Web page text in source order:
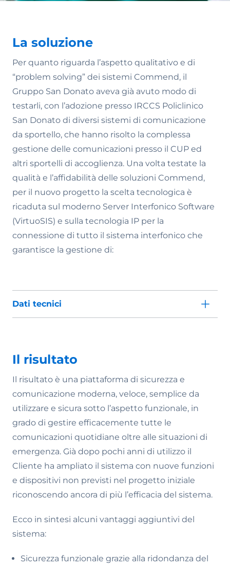
La soluzione
Per quanto riguarda l’aspetto qualitativo e di
“problem solving” dei sistemi Commend, il
Gruppo San Donato aveva già avuto modo di
testarli, con l’adozione presso IRCCS Policlinico
San Donato di diversi sistemi di comunicazione
da sportello, che hanno risolto la complessa
gestione delle comunicazioni presso il CUP ed
altri sportelli di accoglienza. Una volta testate la
qualità e l’affidabilità delle soluzioni Commend,
per il nuovo progetto la scelta tecnologica è
ricaduta sul moderno Server Interfonico Software
(VirtuoSIS) e sulla tecnologia IP per la
connessione di tutto il sistema interfonico che
garantisce la gestione di:
Dati tecnici
Il risultato
Il risultato è una piattaforma di sicurezza e
comunicazione moderna, veloce, semplice da
utilizzare e sicura sotto l’aspetto funzionale, in
grado di gestire efficacemente tutte le
comunicazioni quotidiane oltre alle situazioni di
emergenza. Già dopo pochi anni di utilizzo il
Cliente ha ampliato il sistema con nuove funzioni
e dispositivi non previsti nel progetto iniziale
riconoscendo ancora di più l’efficacia del sistema.
Ecco in sintesi alcuni vantaggi aggiuntivi del
sistema:
Sicurezza funzionale grazie alla ridondanza del